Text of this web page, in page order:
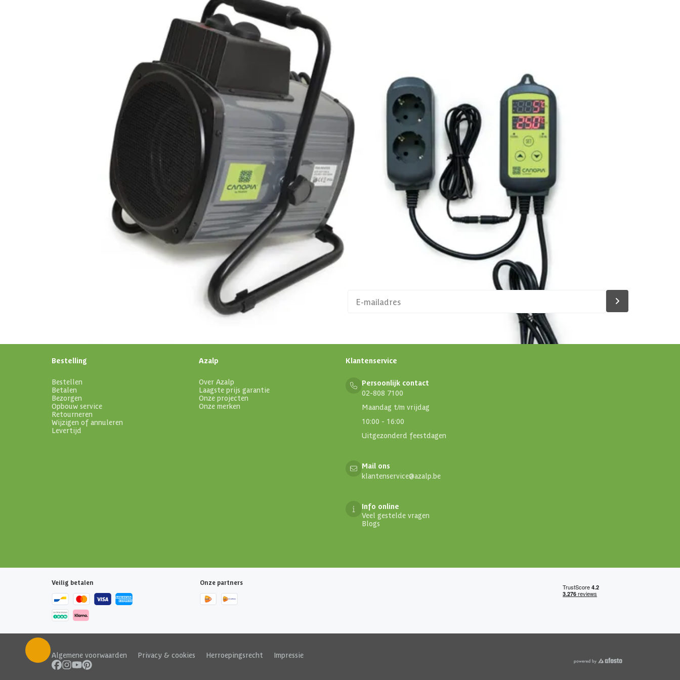
bij Trustpilot tegen scherpe prijzen Maatwerk:We maken het betaalbaar.
02-808 7100
Direct antwoord
Chat met ons
Stel direct uw vraag
Klantenservice
Binnen 1 werkdag antwoord
Maak van je tuin een droomtuin! Ontvang exclusieve aanbiedingen en
blijf als eerste op de hoogte van ons assortiment!
Bestelling
Bestellen
Betalen
Bezorgen
Opbouw service
Retourneren
Wijzigen of annuleren
Levertijd
Azalp
Over Azalp
Laagste prijs garantie
Onze projecten
Onze merken
Klantenservice
Persoonlijk contact
02-808 7100
Maandag t/m vrijdag
10:00 - 16:00
Uitgezonderd feestdagen
Mail ons
klantenservice@azalp.be
Info online
Veel gestelde vragen
Blogs
Veilig betalen Onze partners
Algemene voorwaarden Privacy & cookies Herroepingsrecht Impressie